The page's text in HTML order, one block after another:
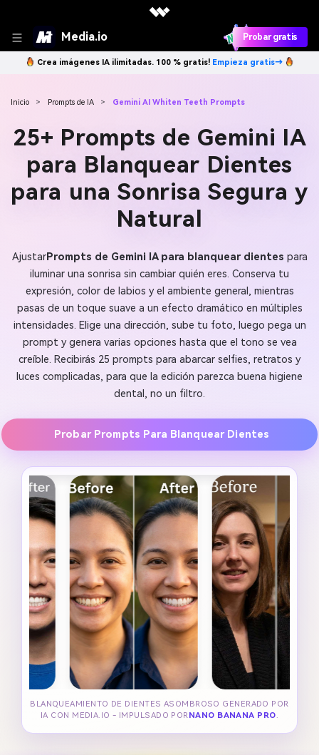
Media.io Probar gratis
Crea imágenes IA ilimitadas. 100 % gratis! Empieza gratis→
Inicio > Prompts de IA > Gemini AI Whiten Teeth Prompts
25+ Prompts de Gemini IA
para Blanquear Dientes
para una Sonrisa Segura y
Natural
AjustarPrompts de Gemini IA para blanquear dientes para
iluminar una sonrisa sin cambiar quién eres. Conserva tu
expresión, color de labios y el ambiente general, mientras
pasas de un toque suave a un efecto dramático en múltiples
intensidades. Elige una dirección, sube tu foto, luego pega un
prompt y genera varias opciones hasta que el tono se vea
creíble. Recibirás 25 prompts para abarcar selfies, retratos y
luces complicadas, para que la edición parezca buena higiene
dental, no un filtro.
Probar Prompts Para Blanquear Dientes
BLANQUEAMIENTO DE DIENTES ASOMBROSO GENERADO POR
IA CON MEDIA.IO - IMPULSADO POR NANO BANANA PRO.